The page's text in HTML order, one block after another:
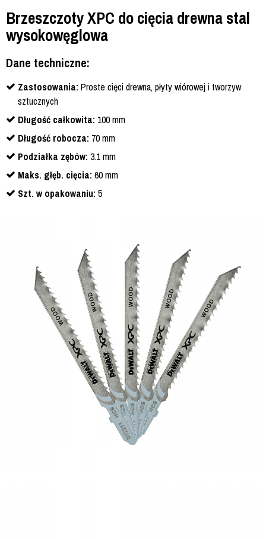
Brzeszczoty XPC do cięcia drewna stal
wysokowęglowa
Dane techniczne:
Zastosowania: Proste cięci drewna, płyty wiórowej i tworzyw
sztucznych
Długość całkowita: 100 mm
Długość robocza: 70 mm
Podziałka zębów: 3.1 mm
Maks. głęb. cięcia: 60 mm
Szt. w opakowaniu: 5